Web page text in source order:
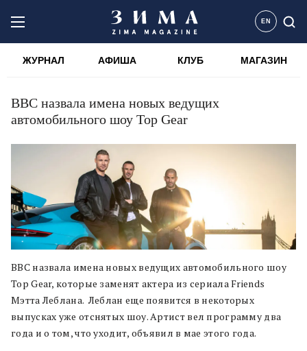
EN
ЖУРНАЛ АФИША КЛУБ МАГАЗИН
BBC назвала имена новых ведущих
автомобильного шоу Top Gear
BBC назвала имена новых ведущих автомобильного шоу
Top Gear, которые заменят актера из сериала Friends
Мэтта Леблана. Леблан еще появится в некоторых
выпусках уже отснятых шоу. Артист вел программу два
года и о том, что уходит, объявил в мае этого года.